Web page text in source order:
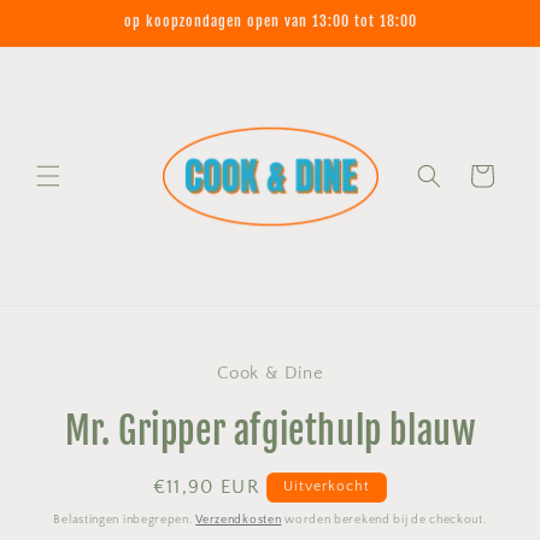
content
op koopzondagen open van 13:00 tot 18:00
Winkelwagen
Cook & Dine
Mr. Gripper afgiethulp blauw
Normale
prijs
€11,90 EUR Uitverkocht
Belastingen inbegrepen.Verzendkosten worden berekend bij de checkout.